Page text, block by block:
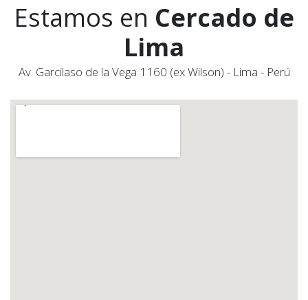
Estamos en Cercado de
Lima
Av. Garcilaso de la Vega 1160 (ex Wilson) - Lima - Perú